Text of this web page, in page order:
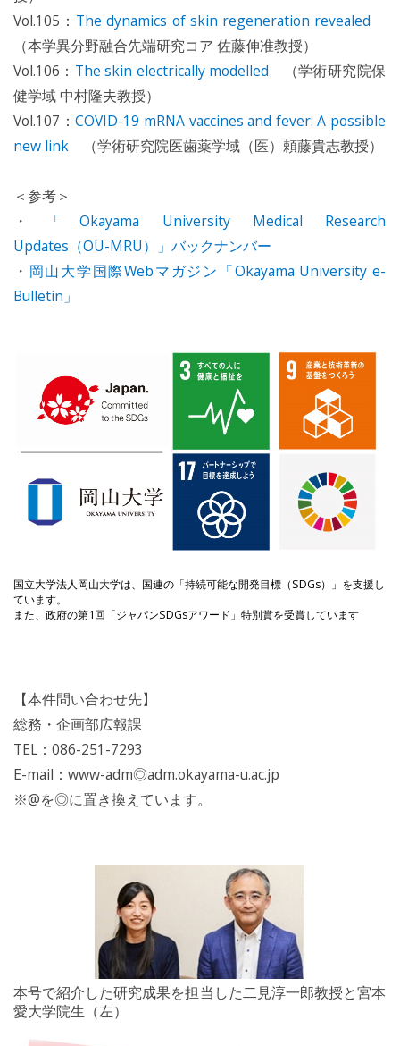
Vol.105： The dynamics of skin regeneration revealed
（本学異分野融合先端研究コア 佐藤伸准教授）
Vol.106： The skin electrically modelled （学術研究院保
健学域 中村隆夫教授）
Vol.107：COVID-19 mRNA vaccines and fever: A possible
new link （学術研究院医歯薬学域（医）頼藤貴志教授）
＜参考＞
・
「Okayama University Medical Research
Updates（OU-MRU）」バックナンバー
・ 岡山大学国際Webマガジン「Okayama University e-
Bulletin」
国立大学法人岡山大学は、国連の「持続可能な開発目標（SDGs）」を支援し
ています。
また、政府の第1回「ジャパンSDGsアワード」特別賞を受賞しています
【本件問い合わせ先】
総務・企画部広報課
TEL：086-251-7293
E-mail：www-adm◎adm.okayama-u.ac.jp
※@を◎に置き換えています。
本号で紹介した研究成果を担当した二見淳一郎教授と宮本
愛大学院生（左）